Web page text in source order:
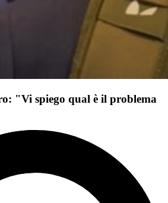
"Vi spiego qual è il problema